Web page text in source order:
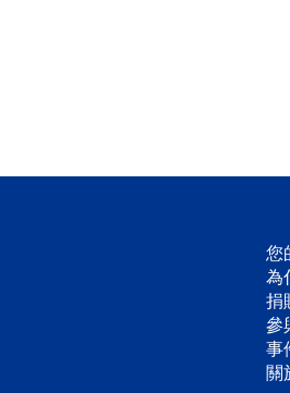
您
為
捐
參
事
關